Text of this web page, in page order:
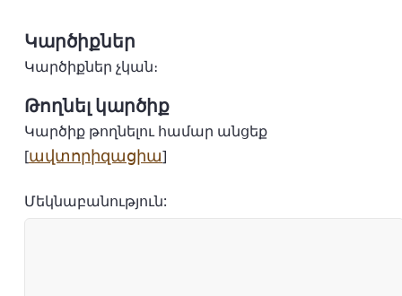
Կարծիքներ
Կարծիքներ չկան։
Թողնել կարծիք
Կարծիք թողնելու համար անցեք
[ավտորիզացիա]
Մեկնաբանություն: